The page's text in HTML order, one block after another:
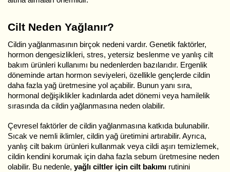
Cilt Neden Yağlanır?
Cildin yağlanmasının birçok nedeni vardır. Genetik faktörler,
hormon dengesizlikleri, stres, yetersiz beslenme ve yanlış cilt
bakım ürünleri kullanımı bu nedenlerden bazılarıdır. Ergenlik
döneminde artan hormon seviyeleri, özellikle gençlerde cildin
daha fazla yağ üretmesine yol açabilir. Bunun yanı sıra,
hormonal değişiklikler kadınlarda adet dönemi veya hamilelik
sırasında da cildin yağlanmasına neden olabilir.
Çevresel faktörler de cildin yağlanmasına katkıda bulunabilir.
Sıcak ve nemli iklimler, cildin yağ üretimini artırabilir. Ayrıca,
yanlış cilt bakım ürünleri kullanmak veya cildi aşırı temizlemek,
cildin kendini korumak için daha fazla sebum üretmesine neden
olabilir. Bu nedenle, yağlı ciltler için cilt bakımı rutinini